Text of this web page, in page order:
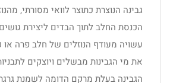
גבינה הנוצרת כתוצר לוואי מסורתי,
הכנסת החלב לתוך הבדים ליצירת
עשויה מעודף הנוזלים של חלב פרה או
את מי הגבינות מבשלים ויוצקים
הגבינה בעלת מרקם הדומה לשמנת